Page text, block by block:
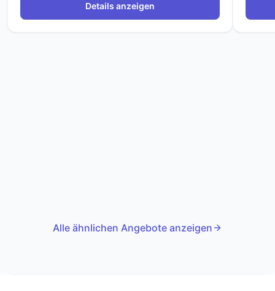
Details anzeigen
Alle ähnlichen Angebote anzeigen